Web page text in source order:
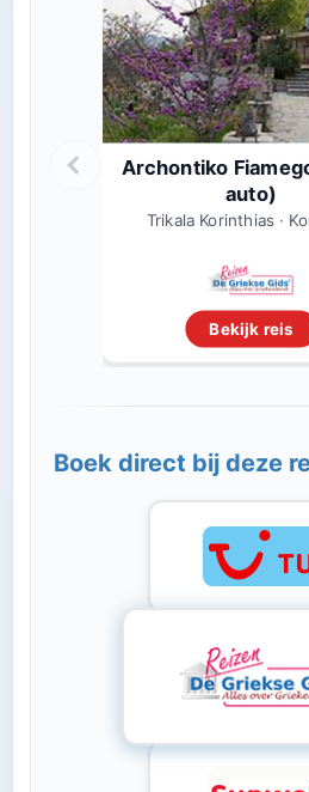
Archontiko
auto)
Trikala Korinthias ·
Bekijk reis
Boek direct bij deze